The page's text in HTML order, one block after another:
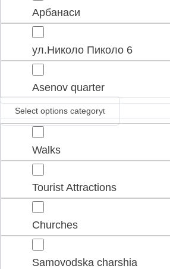
Арбанаси
ул.Николо Пиколо 6
Asenov quarter
Select options category
Walks
Tourist Attractions
Churches
Samovodska charshia